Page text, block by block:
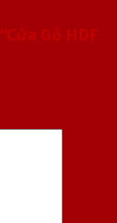
Gỗ HDF